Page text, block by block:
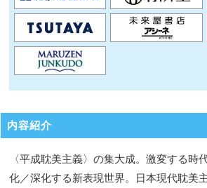
内容紹介
〈平成耽美主義〉の集大成。激変する時
化／深化する新表現世界。日本現代耽美